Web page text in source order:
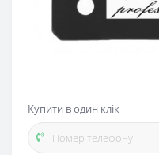
Купити в один клік